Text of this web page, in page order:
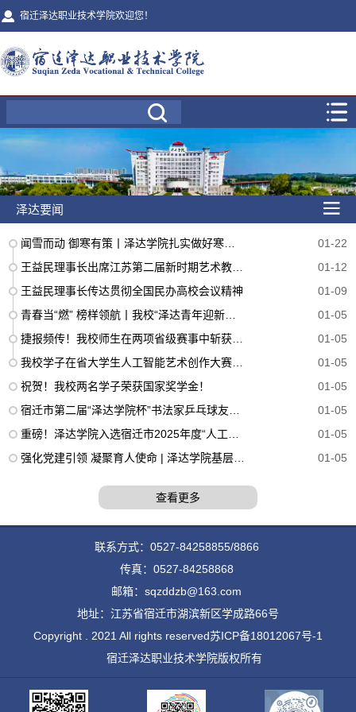
宿迁泽达职业技术学院欢迎您！
泽达要闻
01-22
01-12
王益民理事长传达贯彻全国民办高校会议精神
01-09
01-05
01-05
01-05
祝贺！我校两名学子荣获国家奖学金！
01-05
01-05
01-05
01-05
查看更多
联系方式：0527-84258855/8866
传真：0527-84258868
邮箱：sqzddzb@163.com
地址：江苏省宿迁市湖滨新区学成路66号
Copyright . 2021 All rights reserved苏ICP备18012067号-1
宿迁泽达职业技术学院版权所有